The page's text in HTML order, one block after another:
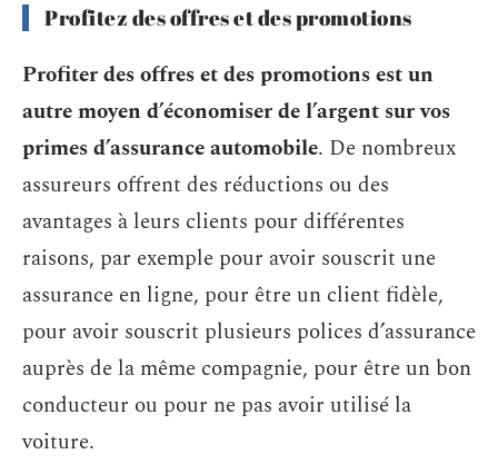
Profitez des offres et des promotions
Profiter des offres et des promotions est un
autre moyen d’économiser de l’argent sur vos
primes d’assurance automobile. De nombreux
assureurs offrent des réductions ou des
avantages à leurs clients pour différentes
raisons, par exemple pour avoir souscrit une
assurance en ligne, pour être un client fidèle,
pour avoir souscrit plusieurs polices d’assurance
auprès de la même compagnie, pour être un bon
conducteur ou pour ne pas avoir utilisé la
voiture.